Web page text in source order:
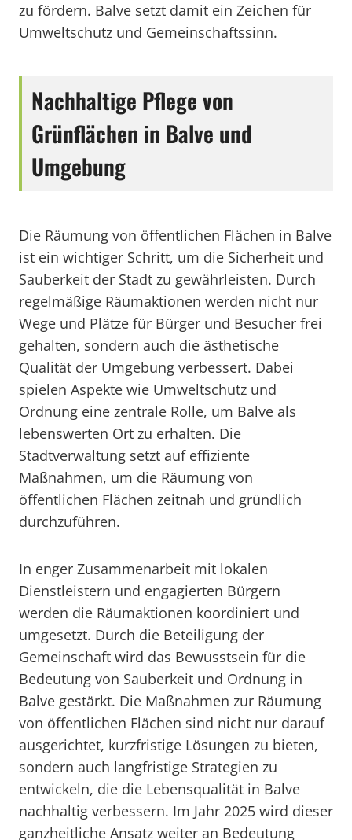
zu fördern. Balve setzt damit ein Zeichen für
Umweltschutz und Gemeinschaftssinn.
Nachhaltige Pflege von
Grünflächen in Balve und
Umgebung
Die Räumung von öffentlichen Flächen in Balve
ist ein wichtiger Schritt, um die Sicherheit und
Sauberkeit der Stadt zu gewährleisten. Durch
regelmäßige Räumaktionen werden nicht nur
Wege und Plätze für Bürger und Besucher frei
gehalten, sondern auch die ästhetische
Qualität der Umgebung verbessert. Dabei
spielen Aspekte wie Umweltschutz und
Ordnung eine zentrale Rolle, um Balve als
lebenswerten Ort zu erhalten. Die
Stadtverwaltung setzt auf effiziente
Maßnahmen, um die Räumung von
öffentlichen Flächen zeitnah und gründlich
durchzuführen.
In enger Zusammenarbeit mit lokalen
Dienstleistern und engagierten Bürgern
werden die Räumaktionen koordiniert und
umgesetzt. Durch die Beteiligung der
Gemeinschaft wird das Bewusstsein für die
Bedeutung von Sauberkeit und Ordnung in
Balve gestärkt. Die Maßnahmen zur Räumung
von öffentlichen Flächen sind nicht nur darauf
ausgerichtet, kurzfristige Lösungen zu bieten,
sondern auch langfristige Strategien zu
entwickeln, die die Lebensqualität in Balve
nachhaltig verbessern. Im Jahr 2025 wird dieser
ganzheitliche Ansatz weiter an Bedeutung